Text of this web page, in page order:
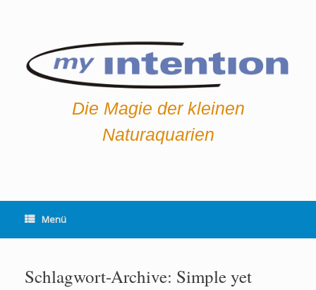
Die Magie der kleinen
Naturaquarien
Menü
Schlagwort-Archive: Simple yet